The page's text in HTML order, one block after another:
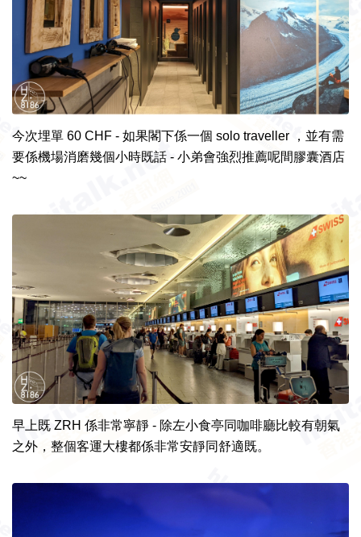
今次埋單 60 CHF - 如果閣下係一個 solo traveller ，並有需
要係機場消磨幾個小時既話 - 小弟會強烈推薦呢間膠囊酒店
~~
早上既 ZRH 係非常寧靜 - 除左小食亭同咖啡廳比較有朝氣
之外，整個客運大樓都係非常安靜同舒適既。